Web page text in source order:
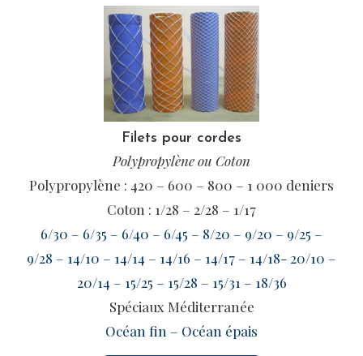
Filets pour cordes
Polypropylène ou Coton
Polypropylène : 420 – 600 – 800 – 1 000 deniers
Coton : 1/28 – 2/28 – 1/17
6/30 – 6/35 – 6/40 – 6/45 – 8/20 – 9/20 – 9/25 –
9/28 – 14/10 – 14/14 – 14/16 – 14/17 – 14/18- 20/10 –
20/14 – 15/25 – 15/28 – 15/31 – 18/36
Spéciaux Méditerranée
Océan fin – Océan épais